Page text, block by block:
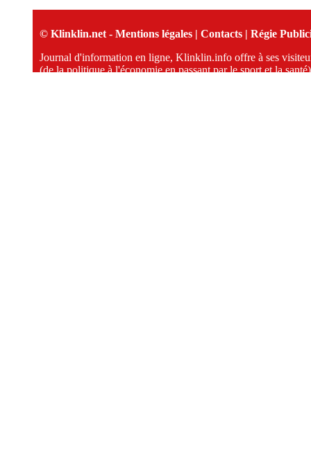
© Klinklin.net - Mentions légales | Contacts | Régie
Journal d'information en ligne, Klinklin.info offre à ses
(de la politique à l'économie en passant par le sport et la